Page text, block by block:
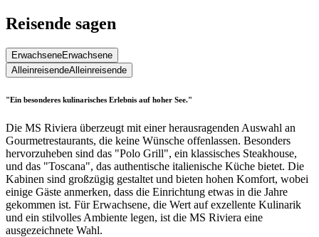
Reisende sagen
ErwachseneErwachsene
AlleinreisendeAlleinreisende
"Ein besonderes kulinarisches Erlebnis auf hoher See."
Die MS Riviera überzeugt mit einer herausragenden Auswahl an
Gourmetrestaurants, die keine Wünsche offenlassen. Besonders
hervorzuheben sind das "Polo Grill", ein klassisches Steakhouse,
und das "Toscana", das authentische italienische Küche bietet. Die
Kabinen sind großzügig gestaltet und bieten hohen Komfort, wobei
einige Gäste anmerken, dass die Einrichtung etwas in die Jahre
gekommen ist. Für Erwachsene, die Wert auf exzellente Kulinarik
und ein stilvolles Ambiente legen, ist die MS Riviera eine
ausgezeichnete Wahl.